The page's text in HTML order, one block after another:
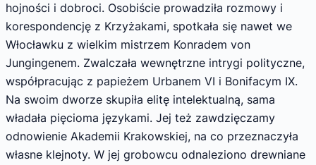
hojności i dobroci. Osobiście prowadziła rozmowy i
korespondencję z Krzyżakami, spotkała się nawet we
Włocławku z wielkim mistrzem Konradem von
Jungingenem. Zwalczała wewnętrzne intrygi polityczne,
współpracując z papieżem Urbanem VI i Bonifacym IX.
Na swoim dworze skupiła elitę intelektualną, sama
władała pięcioma językami. Jej też zawdzięczamy
odnowienie Akademii Krakowskiej, na co przeznaczyła
własne klejnoty. W jej grobowcu odnaleziono drewniane